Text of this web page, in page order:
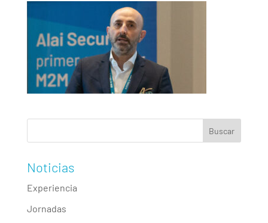
Noticias
Experiencia
Jornadas